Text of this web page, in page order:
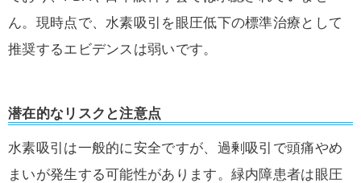
ん。現時点で、水素吸引を眼圧低下の標準治療として
推奨するエビデンスは弱いです。
潜在的なリスクと注意点
水素吸引は一般的に安全ですが、過剰吸引で頭痛やめ
まいが発生する可能性があります。緑内障患者は眼圧